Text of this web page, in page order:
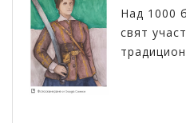
Над 1000
свят